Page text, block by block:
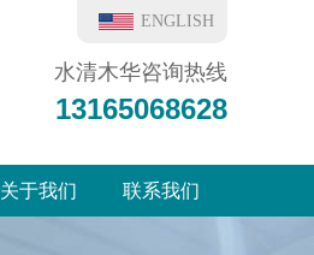
ENGLISH
水清木华咨询热线
13165068628
关于我们 联系我们